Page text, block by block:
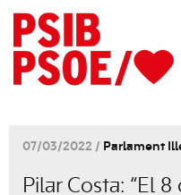
07/03/2022 / Parlament
Pilar Costa: “El